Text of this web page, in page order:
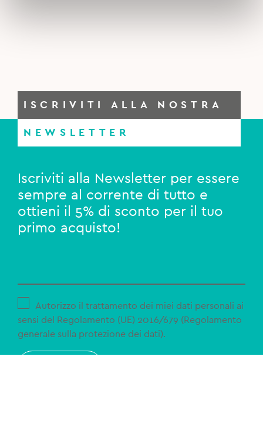
ISCRIVITI ALLA NOSTRA
NEWSLETTER
Iscriviti alla Newsletter per essere
sempre al corrente di tutto e
ottieni il 5% di sconto per il tuo
primo acquisto!
Autorizzo il trattamento dei miei dati personali ai
sensi del Regolamento (UE) 2016/679 (Regolamento
generale sulla protezione dei dati).